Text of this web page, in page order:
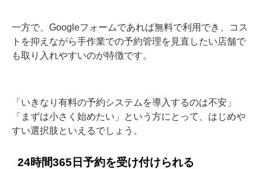
一方で、Googleフォームであれば無料で利用でき、コス
トを抑えながら手作業での予約管理を見直したい店舗で
も取り入れやすいのが特徴です。
「いきなり有料の予約システムを導入するのは不安」
「まずは小さく始めたい」という方にとって、はじめや
すい選択肢といえるでしょう。
24時間365日予約を受け付けられる